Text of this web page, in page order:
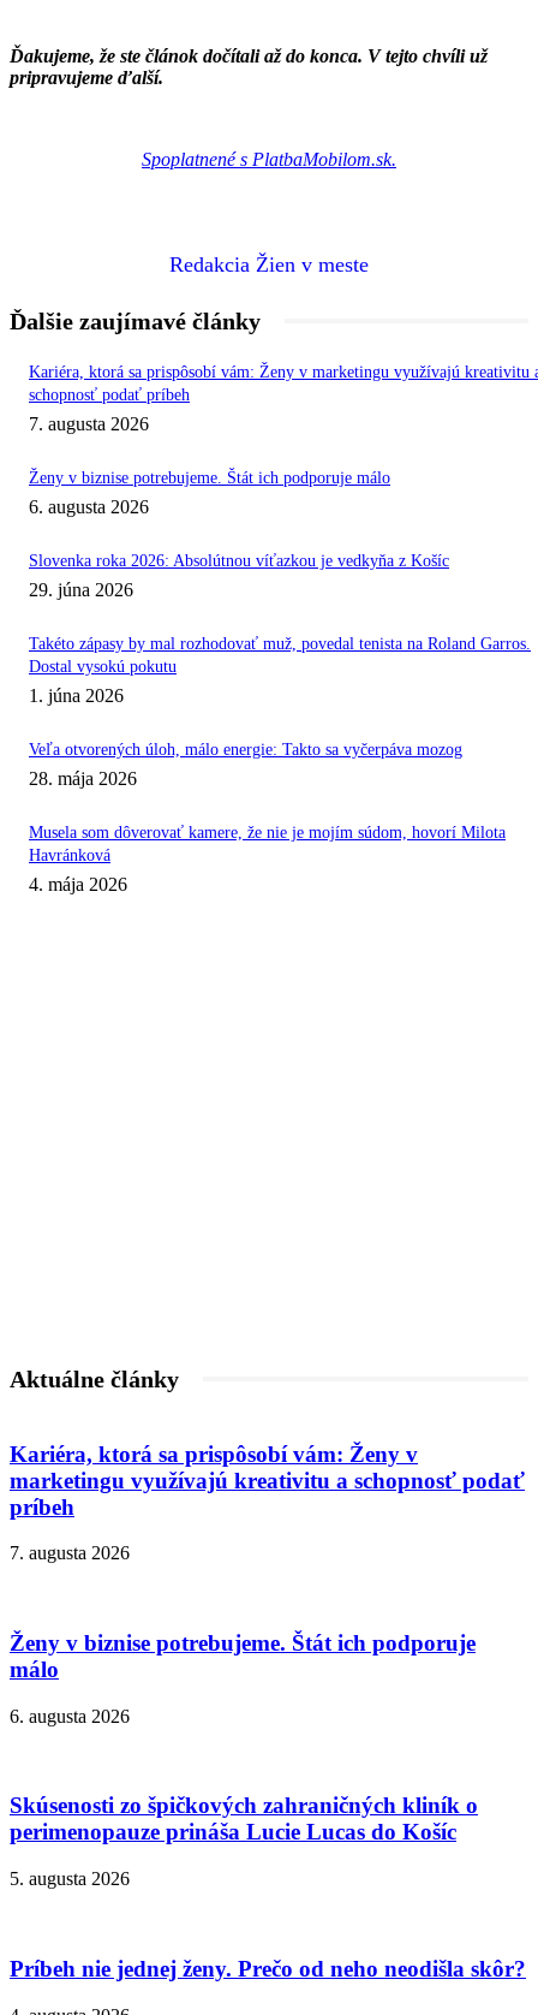
Ďakujeme, že ste článok dočítali až do konca. V tejto chvíli už
pripravujeme ďalší.
Spoplatnené s PlatbaMobilom.sk.
Redakcia Žien v meste
Ďalšie zaujímavé články
Kariéra, ktorá sa prispôsobí vám: Ženy v marketingu využívajú kreativitu
schopnosť podať príbeh
7. augusta 2026
Ženy v biznise potrebujeme. Štát ich podporuje málo
6. augusta 2026
Slovenka roka 2026: Absolútnou víťazkou je vedkyňa z Košíc
29. júna 2026
Takéto zápasy by mal rozhodovať muž, povedal tenista na Roland Garros.
Dostal vysokú pokutu
1. júna 2026
Veľa otvorených úloh, málo energie: Takto sa vyčerpáva mozog
28. mája 2026
Musela som dôverovať kamere, že nie je mojím súdom, hovorí Milota
Havránková
4. mája 2026
Aktuálne články
Kariéra, ktorá sa prispôsobí vám: Ženy v
marketingu využívajú kreativitu a schopnosť podať
príbeh
7. augusta 2026
Ženy v biznise potrebujeme. Štát ich podporuje
málo
6. augusta 2026
Skúsenosti zo špičkových zahraničných kliník o
perimenopauze prináša Lucie Lucas do Košíc
5. augusta 2026
Príbeh nie jednej ženy. Prečo od neho neodišla skôr?